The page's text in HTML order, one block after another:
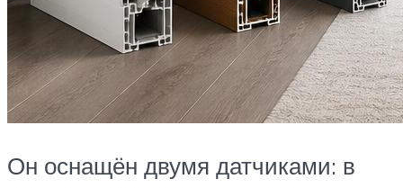
Он оснащён двумя датчиками: в